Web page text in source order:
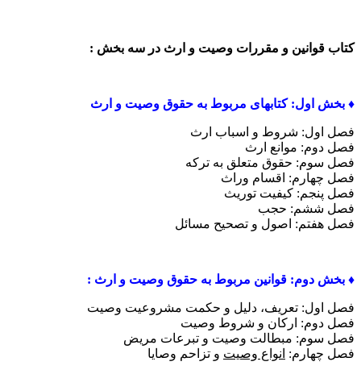
کتاب قوانین و مقررات وصیت و ارث در سه بخش :
♦️ بخش اول: کتابهای مربوط به حقوق وصیت و ارث
فصل اول: شروط و اسباب ارث
فصل دوم: موانع ارث
فصل سوم: حقوق متعلق به ترکه
فصل چهارم: اقسام وراث
فصل پنجم: کیفیت توریث
فصل ششم: حجب
فصل هفتم: اصول و تصحیح مسائل
♦️ بخش دوم: قوانین مربوط به حقوق وصیت و ارث :
فصل اول: تعریف، دلیل و حکمت مشروعیت وصیت
فصل دوم: ارکان و شروط وصیت
فصل سوم: مبطالت وصیت و تبرعات مریض
فصل چهارم: انواع وصیت و تزاحم وصایا